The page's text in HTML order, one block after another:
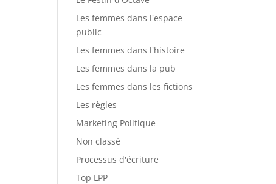
Les femmes dans l'espace
public
Les femmes dans l'histoire
Les femmes dans la pub
Les femmes dans les fictions
Les règles
Marketing Politique
Non classé
Processus d'écriture
Top LPP